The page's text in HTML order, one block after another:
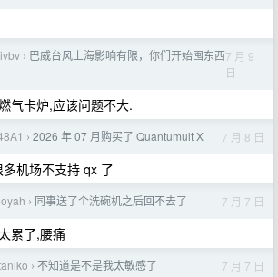
› 巴威台风上海影响有限，你们开始囤东西7 月 9
日
气卡炉,应该问题不大.
› 2026 年 07 月购买了 Quantumult X 7 月 8 日
机场不支持 qx 了
› 同事送了个洗碗机之后回不去了 7 月 7 日
累了,腰痛
› 不知道是不是我太敏感了 7 月 7 日